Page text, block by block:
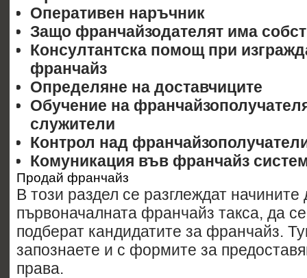
Оперативен наръчник
Защо франчайзодателят има
Консултантска помощ при
франчайз
Определяне на доставчиците
Обучение на
служители
Контрол над
Комуникация във франчайз
Продай франчайз
В този раздел се разглеждат
първоначалната франчайз такса, да
подберат кандидатите за франчайз.
запознаете и с формите за
права.